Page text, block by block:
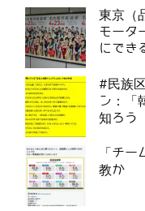
東京（
モータ
にでき
#民族
ン：「
知ろう
「チ
教か